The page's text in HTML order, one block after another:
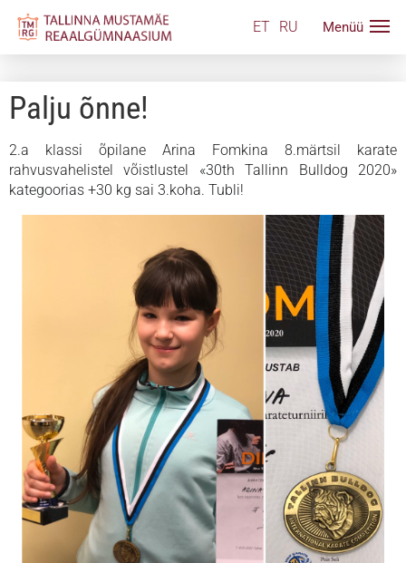
ET RU
Palju õnne!
2.a klassi õpilane Arina Fomkina 8.märtsil karate
rahvusvahelistel võistlustel «30th Tallinn Bulldog 2020»
kategoorias +30 kg sai 3.koha. Tubli!